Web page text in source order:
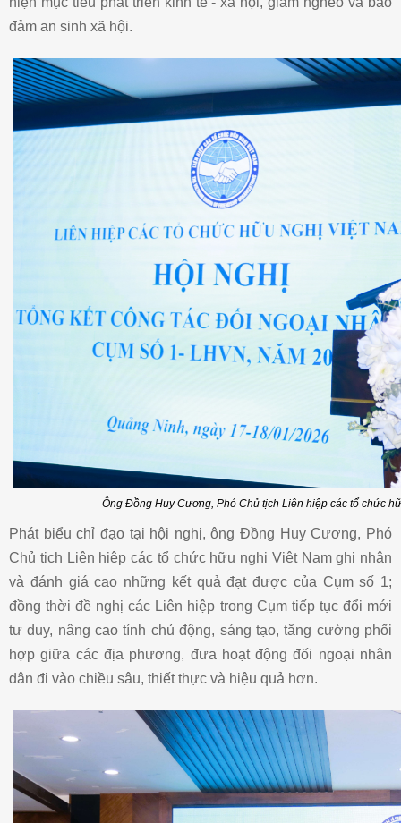
đảm an sinh xã hội.
Ông Đồng Huy Cương, Phó Chủ tịch Liên hiệp các tổ chức
Phát biểu chỉ đạo tại hội nghị, ông Đồng Huy Cương, Phó
Chủ tịch Liên hiệp các tổ chức hữu nghị Việt Nam ghi nhận
và đánh giá cao những kết quả đạt được của Cụm số 1;
đồng thời đề nghị các Liên hiệp trong Cụm tiếp tục đổi mới
tư duy, nâng cao tính chủ động, sáng tạo, tăng cường phối
hợp giữa các địa phương, đưa hoạt động đối ngoại nhân
dân đi vào chiều sâu, thiết thực và hiệu quả hơn.